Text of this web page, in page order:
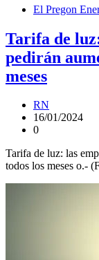
El Pregon
Tarifa de
pedirán
meses
RN
16/01/2024
0
Tarifa de luz: las
todos los meses o.-